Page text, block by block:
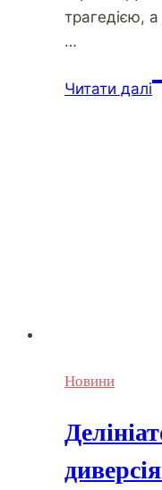
трагедією,
…
Читати далі
Новини